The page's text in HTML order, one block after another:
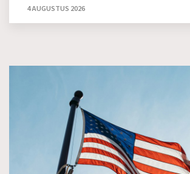
4 AUGUSTUS 2026